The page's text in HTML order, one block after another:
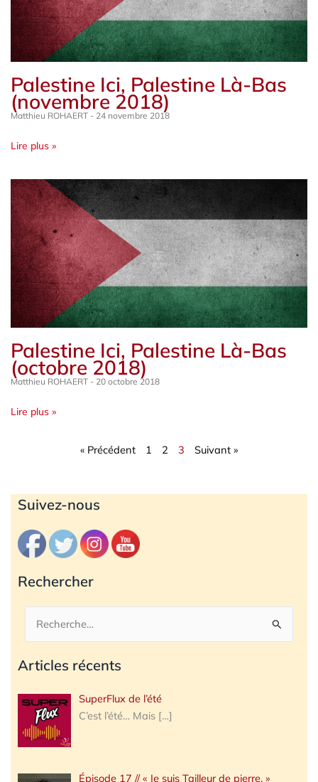
Palestine Ici, Palestine Là-Bas
(novembre 2018)
Matthieu ROHAERT 24 novembre 2018
Lire plus »
Palestine Ici, Palestine Là-Bas
(octobre 2018)
Matthieu ROHAERT 20 octobre 2018
Lire plus »
« Précédent 1 2 3 Suivant »
Suivez-nous
Rechercher
Rechercher :
Articles récents
SuperFlux de l’été
C’est l’été… Mais […]
Épisode 17 // « Je suis Tailleur de pierre. »
Archives